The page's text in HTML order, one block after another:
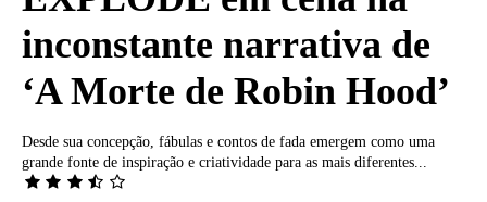
inconstante narrativa de
‘A Morte de Robin Hood’
Desde sua concepção, fábulas e contos de fada emergem como uma
grande fonte de inspiração e criatividade para as mais diferentes...